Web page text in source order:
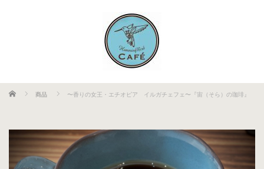
ホーム 商品 〜香りの女王・エチオピア イルガチェフェ〜『宙（そら）の珈琲』